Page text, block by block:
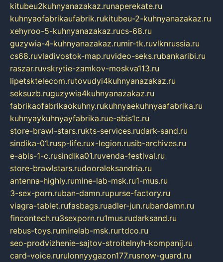
kitubeu2kuhnyanazakaz.runaperekate.ru
kuhnyaofabrikaufabrik.rukitubeu-2-kuhnyanazakaz.ru
xehyroo-5-kuhnyanazakaz.rucs-68.ru
guzywia-4-kuhnyanazakaz.rumir-tk.ruvlknrussia.ru
cs68.ruvladivostok-map.ruvideo-seks.rubankaribi.ru
raszar.ruvskrytie-zamkov-moskva113.ru
lipetsktelecom.rutovudyi4kuhnyanazakaz.ru
seksuzb.ruguzywia4kuhnyanazakaz.ru
fabrikaofabrikaokuhny.rukuhnyaekuhnyaafabrika.ru
kuhnyaykuhnyayfabrika.rue-abis1c.ru
store-brawl-stars.rukts-services.rudark-sand.ru
sindika-01.rusp-life.rux-legion.rusib-archives.ru
e-abis-1-c.rusindika01.ruvenda-festival.ru
store-brawlstars.rudooraleksandria.ru
antenna-highly.rumine-lab-msk.ru1-mus.ru
3-sex-porn.ruban-damn.rupurse-factory.ru
viagra-tablet.rufasbags.ruadler-jun.rubandamn.ru
fincontech.ru3sexporn.ru1mus.rudarksand.ru
rebus-toys.ruminelab-msk.rurtdco.ru
seo-prodvizhenie-sajtov-stroitelnyh-kompanij.ru
card-voice.rurulonnyygazon177.rusnow-guard.ru